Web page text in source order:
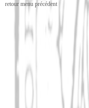
retour menu précédent